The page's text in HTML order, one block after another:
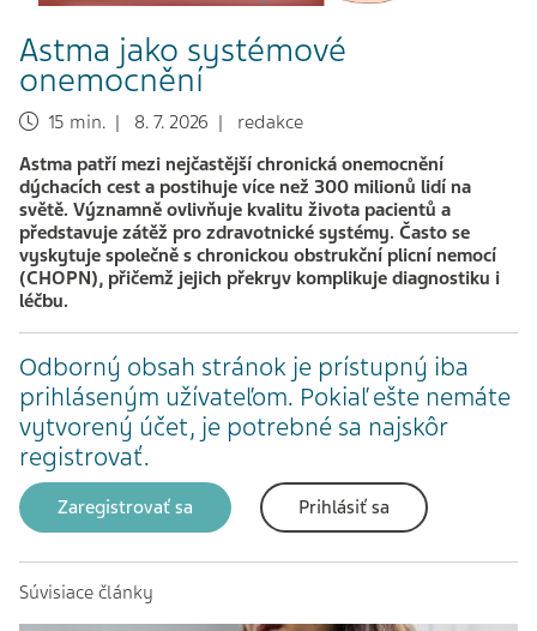
Astma jako systémové
onemocnění
15 min. | 8. 7. 2026 | redakce
Astma patří mezi nejčastější chronická onemocnění
dýchacích cest a postihuje více než 300 milionů lidí na
světě. Významně ovlivňuje kvalitu života pacientů a
představuje zátěž pro zdravotnické systémy. Často se
vyskytuje společně s chronickou obstrukční plicní nemocí
(CHOPN), přičemž jejich překryv komplikuje diagnostiku i
léčbu.
Odborný obsah stránok je prístupný iba
prihláseným užívateľom. Pokiaľ ešte nemáte
vytvorený účet, je potrebné sa najskôr
registrovať.
Zaregistrovať sa Prihlásiť sa
Súvisiace články